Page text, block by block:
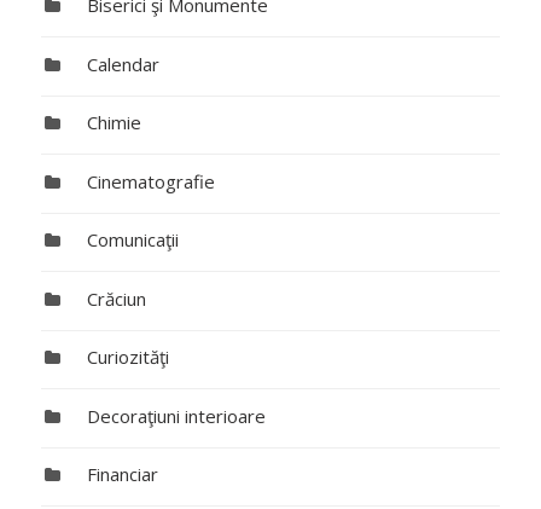
Biserici şi Monumente
Calendar
Chimie
Cinematografie
Comunicaţii
Crăciun
Curiozităţi
Decoraţiuni interioare
Financiar